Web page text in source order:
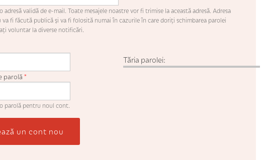
adresă validă de e-mail. Toate mesajele noastre vor fi trimise la această adresă. Adresa
va fi făcută publică şi va fi folosită numai în cazurile în care doriţi schimbarea parolei
voluntar la diverse notificări.
Tăria parolei:
parolă*
parolă pentru noul cont.
un cont nou